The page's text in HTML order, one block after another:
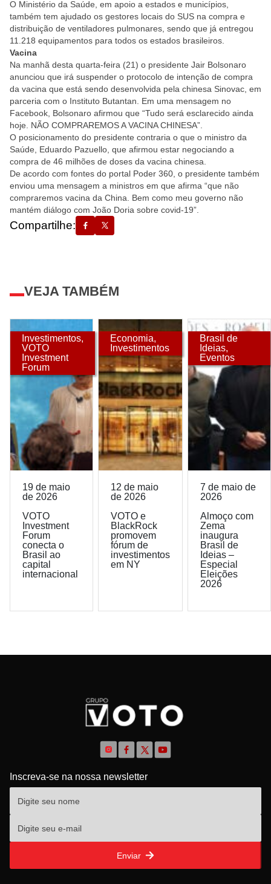
O Ministério da Saúde, em apoio a estados e municípios,
também tem ajudado os gestores locais do SUS na compra e
distribuição de ventiladores pulmonares, sendo que já entregou
11.218 equipamentos para todos os estados brasileiros.
Vacina
Na manhã desta quarta-feira (21) o presidente Jair Bolsonaro
anunciou que irá suspender o protocolo de intenção de compra
da vacina que está sendo desenvolvida pela chinesa Sinovac, em
parceria com o Instituto Butantan. Em uma mensagem no
Facebook, Bolsonaro afirmou que “Tudo será esclarecido ainda
hoje. NÃO COMPRAREMOS A VACINA CHINESA”.
O posicionamento do presidente contraria o que o ministro da
Saúde, Eduardo Pazuello, que afirmou estar negociando a
compra de 46 milhões de doses da vacina chinesa.
De acordo com fontes do portal Poder 360, o presidente também
enviou uma mensagem a ministros em que afirma “que não
compraremos vacina da China. Bem como meu governo não
mantém diálogo com João Doria sobre covid-19”.
Compartilhe:
VEJA TAMBÉM
Investimentos,
VOTO
Investment
Forum
19 de maio
de 2026
VOTO
Investment
Forum
conecta o
Brasil ao
capital
internacional
Economia,
Investimentos
12 de maio
de 2026
VOTO e
BlackRock
promovem
fórum de
investimentos
em NY
Brasil de
Ideias,
Eventos
7 de maio de
2026
Almoço com
Zema
inaugura
Brasil de
Ideias –
Especial
Eleições
2026
Inscreva-se na nossa newsletter
Enviar